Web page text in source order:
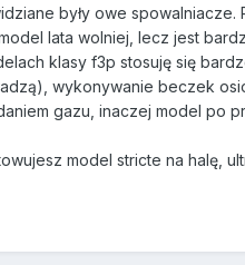
były owe
lata wolniej, lecz jest
klasy f3p stosuję się
wykonywanie beczek
gazu, inaczej model po
model stricte na halę,